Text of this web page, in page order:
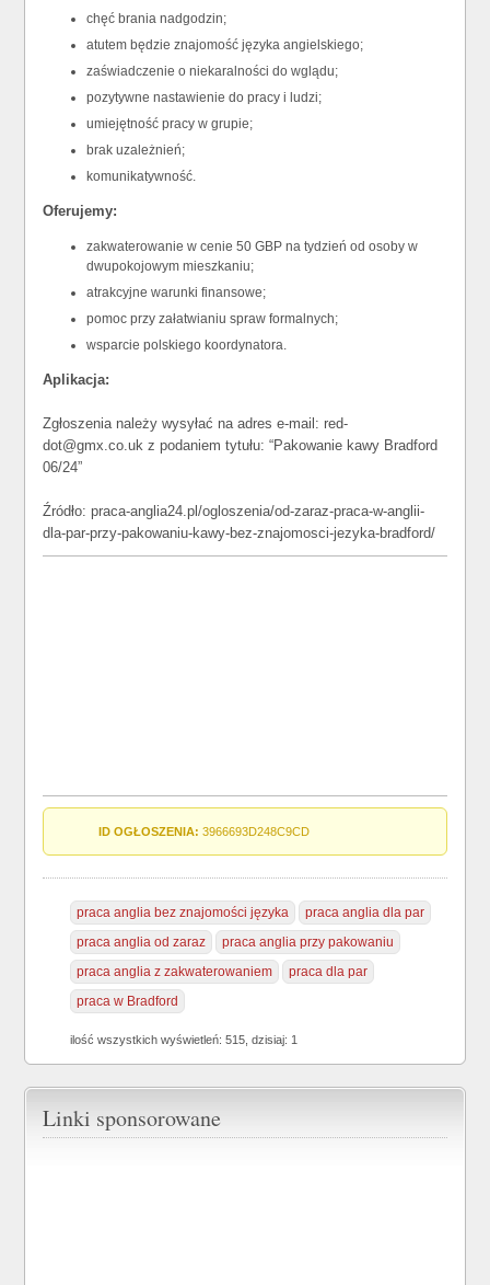
chęć brania nadgodzin;
atutem będzie znajomość języka angielskiego;
zaświadczenie o niekaralności do wglądu;
pozytywne nastawienie do pracy i ludzi;
umiejętność pracy w grupie;
brak uzależnień;
komunikatywność.
Oferujemy:
zakwaterowanie w cenie 50 GBP na tydzień od osoby w
dwupokojowym mieszkaniu;
atrakcyjne warunki finansowe;
pomoc przy załatwianiu spraw formalnych;
wsparcie polskiego koordynatora.
Aplikacja:
Zgłoszenia należy wysyłać na adres e-mail: red-
dot@gmx.co.uk z podaniem tytułu: “Pakowanie kawy Bradford
06/24”
Źródło: praca-anglia24.pl/ogloszenia/od-zaraz-praca-w-anglii-
dla-par-przy-pakowaniu-kawy-bez-znajomosci-jezyka-bradford/
ID OGŁOSZENIA: 3966693D248C9CD
praca anglia bez znajomości języka
praca anglia dla par
praca anglia od zaraz
praca anglia przy pakowaniu
praca anglia z zakwaterowaniem
praca dla par
praca w Bradford
ilość wszystkich wyświetleń: 515, dzisiaj: 1
Linki sponsorowane